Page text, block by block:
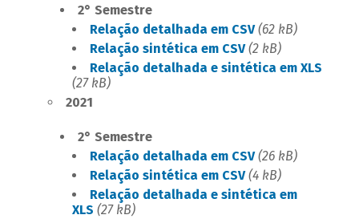
2° Semestre
Relação detalhada em CSV (62 kB)
Relação sintética em CSV(2 kB)
Relação detalhada e sintética em XLS
(27 kB)
2021
2° Semestre
Relação detalhada em CSV (26 kB)
Relação sintética em CSV (4 kB)
Relação detalhada e sintética em
XLS (27 kB)